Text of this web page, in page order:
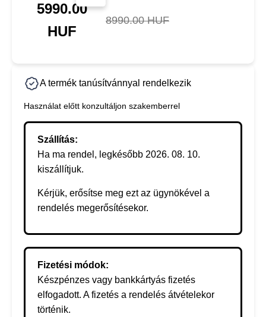
5990.00
HUF
8990.00 HUF
A termék tanúsítvánnyal rendelkezik
Használat előtt konzultáljon szakemberrel
Szállítás:
Ha ma rendel, legkésőbb 2026. 08. 10.
kiszállítjuk.
Kérjük, erősítse meg ezt az ügynökével a
rendelés megerősítésekor.
Fizetési módok:
Készpénzes vagy bankkártyás fizetés
elfogadott. A fizetés a rendelés átvételekor
történik.